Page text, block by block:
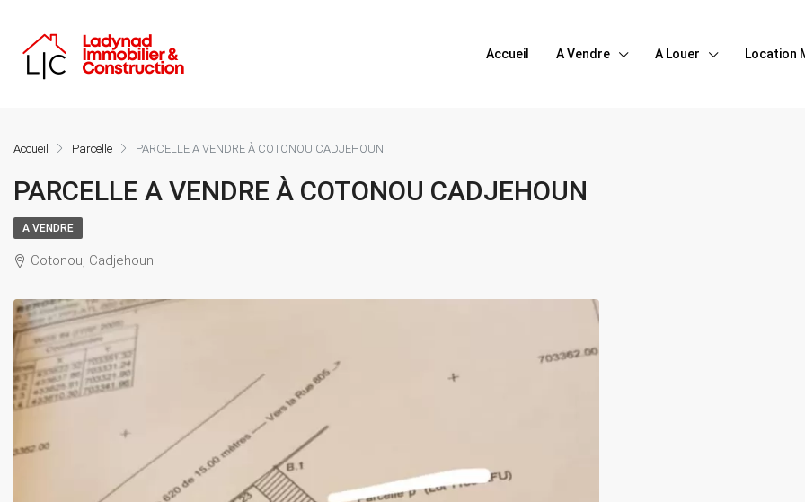
Accueil A Vendre A Louer Location
Accueil Parcelle PARCELLE A VENDRE À COTONOU CADJEHOUN
PARCELLE A VENDRE À COTONOU CADJEHOUN
A VENDRE
Cotonou, Cadjehoun